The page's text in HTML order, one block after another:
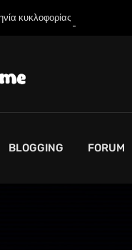
του GTA…
BLOGGING FORUM